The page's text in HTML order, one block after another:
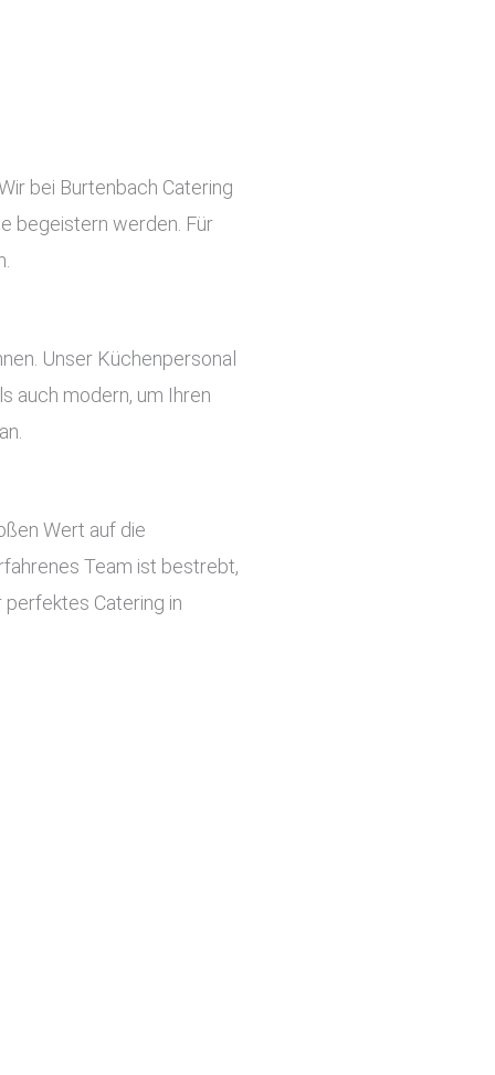
bei Burtenbach Catering
begeistern werden. Für
Unser Küchenpersonal
auch modern, um Ihren
Wert auf die
Team ist bestrebt,
Catering in